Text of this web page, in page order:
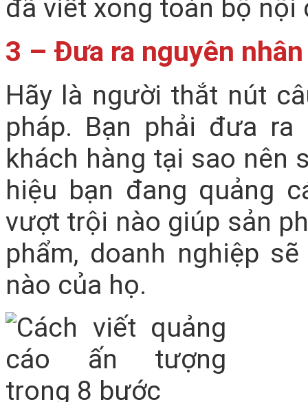
đã viết xong toàn bộ nội
3 – Đưa ra nguyên
Hãy là người thắt nút
pháp. Bạn phải đưa ra
khách hàng tại sao nên
hiệu bạn đang quảng
vượt trội nào giúp sản
phẩm, doanh nghiệp
nào của họ.